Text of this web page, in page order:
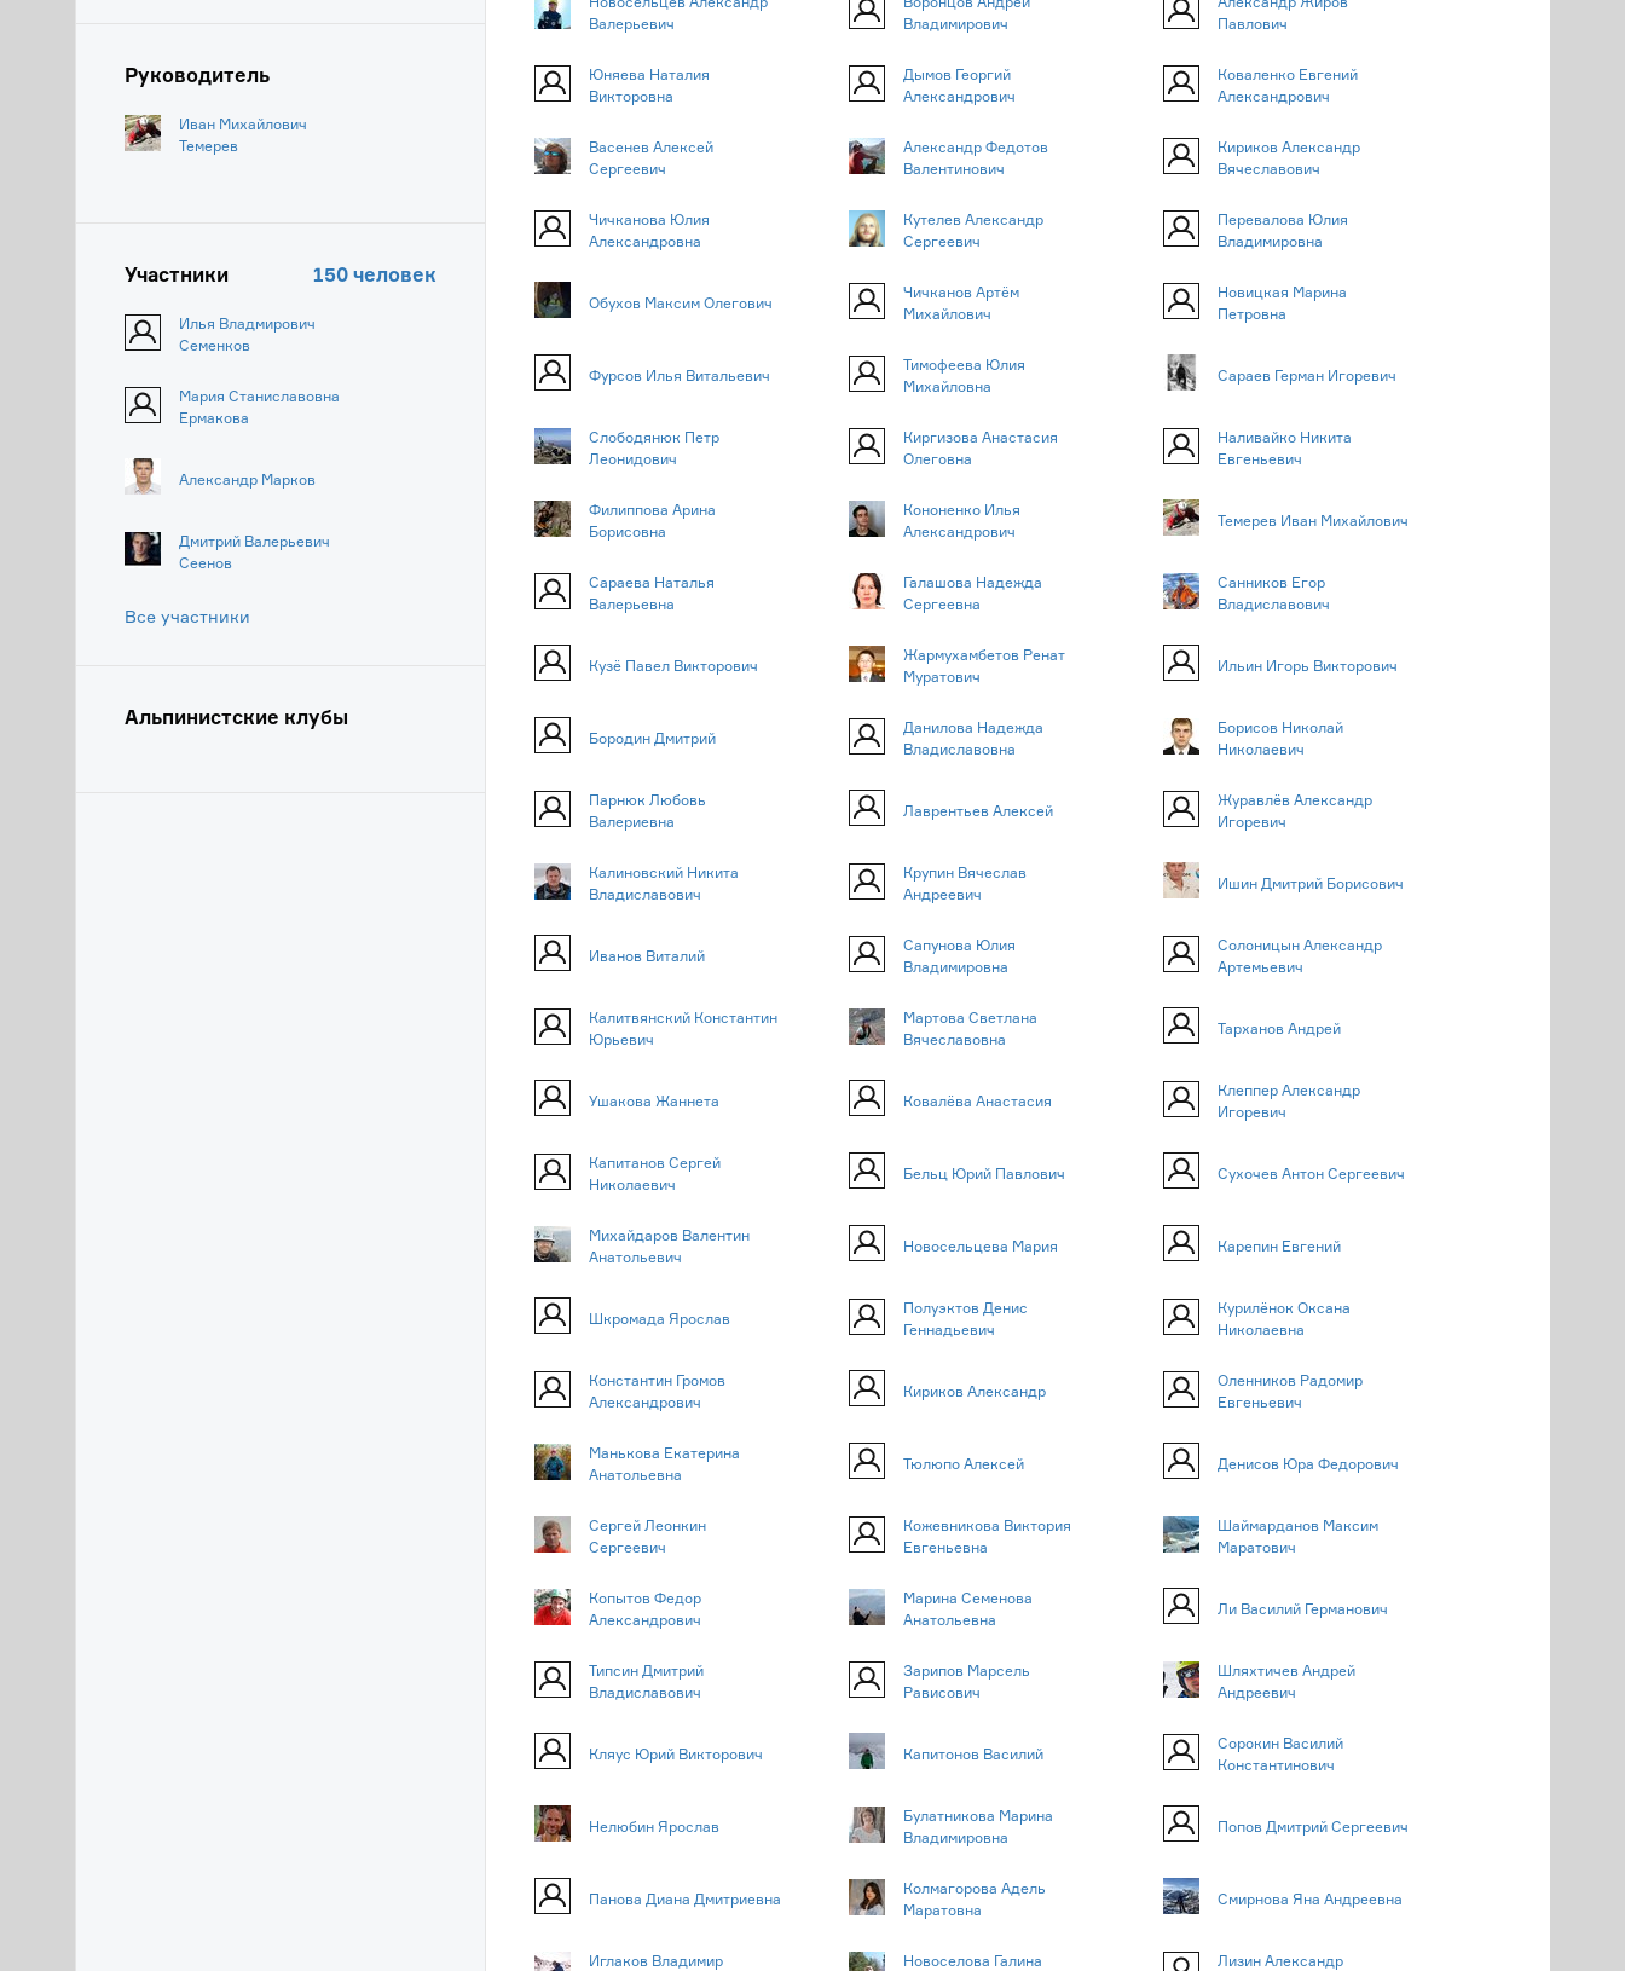
Руководитель
Иван Михайлович
Темерев
Участники 150 человек
Илья Владмирович
Семенков
Мария Станиславовна
Ермакова
Александр Марков
Дмитрий Валерьевич
Сеенов
Все участники
Альпинистские клубы
Валерьевич
Владимирович
Павлович
Юняева Наталия
Викторовна
Дымов Георгий
Александрович
Коваленко Евгений
Александрович
Васенев Алексей
Сергеевич
Александр Федотов
Валентинович
Кириков Александр
Вячеславович
Чичканова Юлия
Александровна
Кутелев Александр
Сергеевич
Перевалова Юлия
Владимировна
Обухов Максим Олегович
Чичканов Артём
Михайлович
Новицкая Марина
Петровна
Фурсов Илья Витальевич
Тимофеева Юлия
Михайловна
Сараев Герман Игоревич
Слободянюк Петр
Леонидович
Киргизова Анастасия
Олеговна
Наливайко Никита
Евгеньевич
Филиппова Арина
Борисовна
Кононенко Илья
Александрович
Темерев Иван Михайлович
Сараева Наталья
Валерьевна
Галашова Надежда
Сергеевна
Санников Егор
Владиславович
Кузё Павел Викторович
Жармухамбетов Ренат
Муратович
Ильин Игорь Викторович
Бородин Дмитрий
Данилова Надежда
Владиславовна
Борисов Николай
Николаевич
Парнюк Любовь
Валериевна
Лаврентьев Алексей
Журавлёв Александр
Игоревич
Калиновский Никита
Владиславович
Крупин Вячеслав
Андреевич
Ишин Дмитрий Борисович
Иванов Виталий
Сапунова Юлия
Владимировна
Солоницын Александр
Артемьевич
Калитвянский Константин
Юрьевич
Мартова Светлана
Вячеславовна
Тарханов Андрей
Ушакова Жаннета Ковалёва Анастасия
Клеппер Александр
Игоревич
Капитанов Сергей
Николаевич
Бельц Юрий Павлович Сухочев Антон Сергеевич
Михайдаров Валентин
Анатольевич
Новосельцева Мария Карепин Евгений
Шкромада Ярослав
Полуэктов Денис
Геннадьевич
Курилёнок Оксана
Николаевна
Константин Громов
Александрович
Кириков Александр
Оленников Радомир
Евгеньевич
Манькова Екатерина
Анатольевна
Тюлюпо Алексей Денисов Юра Федорович
Сергей Леонкин
Сергеевич
Кожевникова Виктория
Евгеньевна
Шаймарданов Максим
Маратович
Копытов Федор
Александрович
Марина Семенова
Анатольевна
Ли Василий Германович
Типсин Дмитрий
Владиславович
Зарипов Марсель
Рависович
Шляхтичев Андрей
Андреевич
Кляус Юрий Викторович Капитонов Василий
Сорокин Василий
Константинович
Нелюбин Ярослав
Булатникова Марина
Владимировна
Попов Дмитрий Сергеевич
Панова Диана Дмитриевна
Колмагорова Адель
Маратовна
Смирнова Яна Андреевна
Иглаков Владимир
Новоселова Галина
Лизин Александр